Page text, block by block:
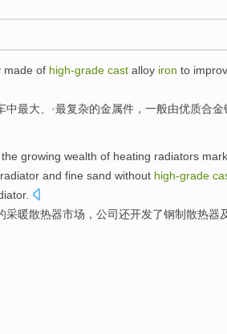
made of high-grade cast alloy iron to
中最大、·最复杂的金属件， 一般由优质合金
growing wealth of heating radiators
radiator and fine sand without high-grade
采暖散热器市场 ， 公司还开发了钢制散热器